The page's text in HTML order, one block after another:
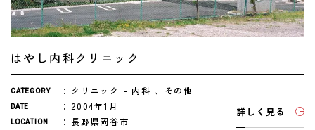
はやし内科クリニック
CATEGORY クリニック 内科 その他
DATE 2004年1月
LOCATION 長野県岡谷市
詳しく見る